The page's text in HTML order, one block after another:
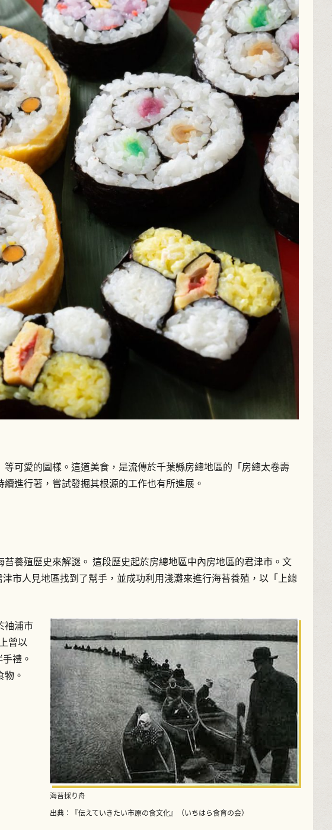
可愛的圖樣。這道美食，是流傳於千葉縣房總地區的「房總太卷壽
進行著，嘗試發掘其根源的工作也有所進展。
養殖歷史來解謎。 這段歷史起於房總地區中內房地區的君津市。文
市人見地區找到了幫手，並成功利用淺灘來進行海苔養殖，以「上總
海苔採り舟
出典：『伝えていきたい市原の食文化』（いちはら食育の会）
袖浦市
曾以
禮。
物。